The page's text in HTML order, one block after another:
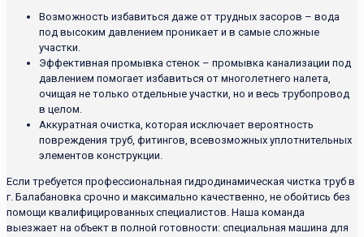
Возможность избавиться даже от трудных засоров – вода
под высоким давлением проникает и в самые сложные
участки.
Эффективная промывка стенок – промывка канализации под
давлением помогает избавиться от многолетнего налета,
очищая не только отдельные участки, но и весь трубопровод
в целом.
Аккуратная очистка, которая исключает вероятность
повреждения труб, фитингов, всевозможных уплотнительных
элементов конструкции.
Если требуется профессиональная гидродинамическая чистка труб в
г. Балабановка срочно и максимально качественно, не обойтись без
помощи квалифицированных специалистов. Наша команда
выезжает на объект в полной готовности: специальная машина для